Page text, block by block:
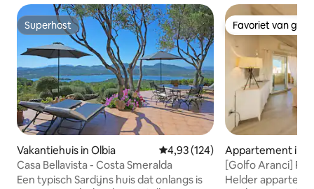
Superhost
Superhost
Vakantiehuis in Olbia Gemiddelde beoordeling van
4,93 (124)
Casa Bellavista - Costa Smeralda
Een typisch Sardijns huis dat onlangs is
Favoriet van
Favoriet van
Appartement in
ci
[Golfo Aranci]
met
Helder